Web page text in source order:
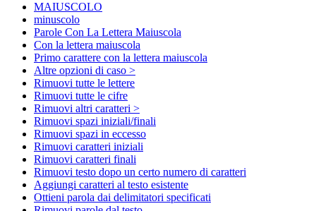
MAIUSCOLO
minuscolo
Parole Con La Lettera Maiuscola
Con la lettera maiuscola
Primo carattere con la lettera maiuscola
Altre opzioni di caso >
Rimuovi tutte le lettere
Rimuovi tutte le cifre
Rimuovi altri caratteri >
Rimuovi spazi iniziali/finali
Rimuovi spazi in eccesso
Rimuovi caratteri iniziali
Rimuovi caratteri finali
Rimuovi testo dopo un certo numero di caratteri
Aggiungi caratteri al testo esistente
Ottieni parola dai delimitatori specificati